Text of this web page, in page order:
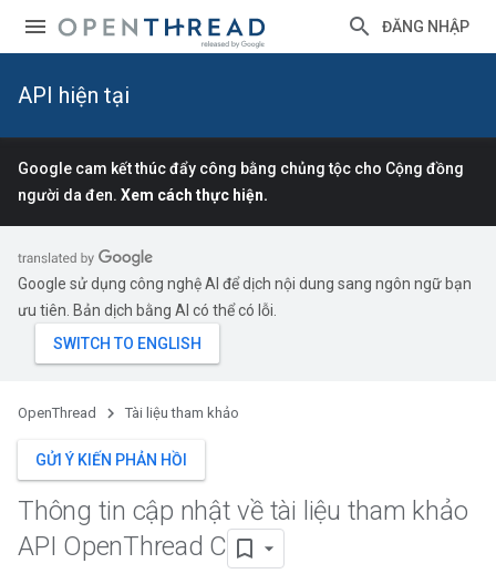
ĐĂNG NHẬP
API hiện tại
Google cam kết thúc đẩy công bằng chủng tộc cho Cộng đồng
người da đen. Xem cách thực hiện.
Google sử dụng công nghệ AI để dịch nội dung sang ngôn ngữ bạn
ưu tiên. Bản dịch bằng AI có thể có lỗi.
OpenThread Tài liệu tham khảo
GỬI Ý KIẾN PHẢN HỒI
Thông tin cập nhật về tài liệu tham khảo
API OpenThread C